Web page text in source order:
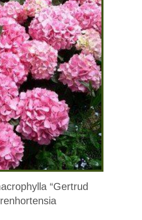
“Gertrud